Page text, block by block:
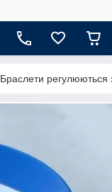
Браслети регулюються